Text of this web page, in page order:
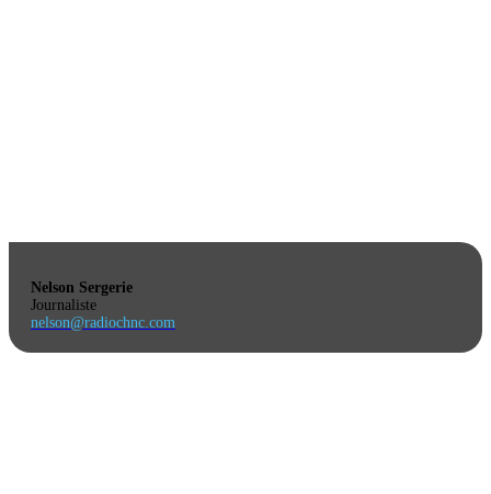
Nelson Sergerie
Journaliste
nelson@radiochnc.com